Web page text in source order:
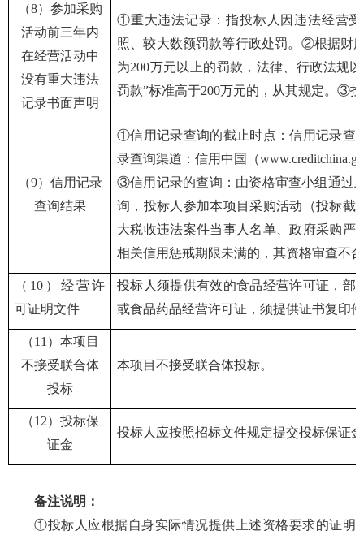
（8）参加采购
活动前三年内
在经营活动中
没有重大违法
记录书面声明
①重大违法记录：指投标人因违法经营
照、较大数额罚款等行政处罚。②根据财
为200万元以上的罚款，法律、行政法规
罚款”标准高于200万元的，从其规定。③
（9）信用记录
查询结果
①信用记录查询的截止时点：信用记录查
录查询渠道：信用中国（
③信用记录的查询：由资格审查小组通过
询，投标人参加本项目采购活动（投标截
大税收违法案件当事人名单、政府采购
相关信用惩戒期限未满的，其资格审查不
（ 10 ） 经营许
可证明文件
投标人须提供有效的食品经营许可证，部
或食品药品经营许可证 ，须提供证书复印
（11 ）本项目
不接受联合体
投标
本项目不接受联合体投标。
（1 2）投标保
证金
投标人应按照招标文件规定提交投标保证
备注说明：
①投标人应根据自身实际情况提供上述资格要求的证明